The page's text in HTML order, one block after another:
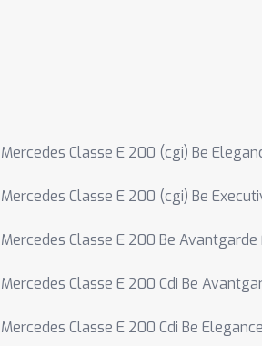
Mercedes Classe E 200 (cgi) Be
Mercedes Classe E 200 (cgi) Be
Mercedes Classe E 200 Be Avantgarde
Mercedes Classe E 200 Cdi Be
Mercedes Classe E 200 Cdi Be